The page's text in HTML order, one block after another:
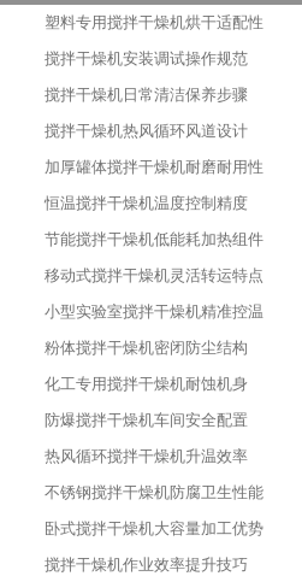
塑料专用搅拌干燥机烘干适配性
搅拌干燥机安装调试操作规范
搅拌干燥机日常清洁保养步骤
搅拌干燥机热风循环风道设计
加厚罐体搅拌干燥机耐磨耐用性
恒温搅拌干燥机温度控制精度
节能搅拌干燥机低能耗加热组件
移动式搅拌干燥机灵活转运特点
小型实验室搅拌干燥机精准控温
粉体搅拌干燥机密闭防尘结构
化工专用搅拌干燥机耐蚀机身
防爆搅拌干燥机车间安全配置
热风循环搅拌干燥机升温效率
不锈钢搅拌干燥机防腐卫生性能
卧式搅拌干燥机大容量加工优势
搅拌干燥机作业效率提升技巧